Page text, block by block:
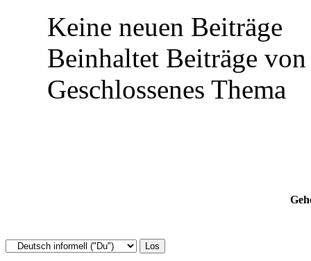
Keine neuen Beiträge
Beinhaltet Beiträge
Geschlossenes Thema